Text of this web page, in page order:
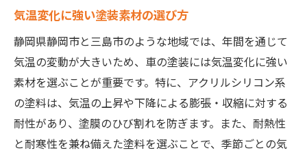
気温変化に強い塗装素材の選び方
静岡県静岡市と三島市のような地域では、年間を通じて
気温の変動が大きいため、車の塗装には気温変化に強い
素材を選ぶことが重要です。特に、アクリルシリコン系
の塗料は、気温の上昇や下降による膨張・収縮に対する
耐性があり、塗膜のひび割れを防ぎます。また、耐熱性
と耐寒性を兼ね備えた塗料を選ぶことで、季節ごとの気